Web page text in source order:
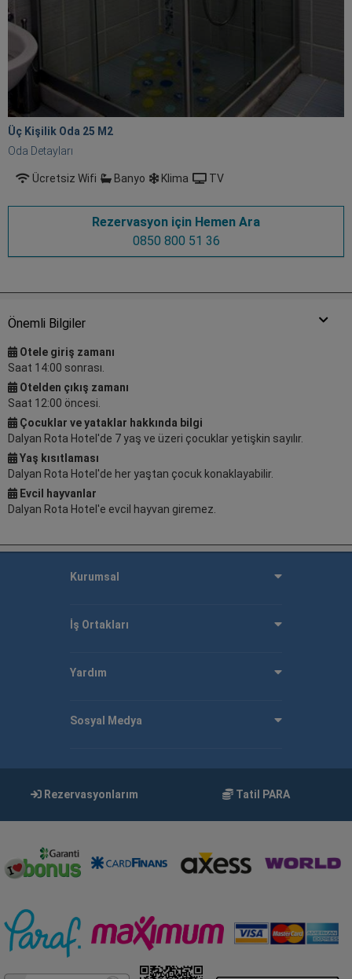
Üç Kişilik Oda 25 M2
Oda Detayları
Ücretsiz Wifi Banyo Klima TV
Rezervasyon için Hemen Ara
0850 800 51 36
Önemli Bilgiler
Otele giriş zamanı
Saat 14:00 sonrası.
Otelden çıkış zamanı
Saat 12:00 öncesi.
Çocuklar ve yataklar hakkında bilgi
Dalyan Rota Hotel'de 7 yaş ve üzeri çocuklar yetişkin sayılır.
Yaş kısıtlaması
Dalyan Rota Hotel'de her yaştan çocuk konaklayabilir.
Evcil hayvanlar
Dalyan Rota Hotel'e evcil hayvan giremez.
Kurumsal
İş Ortakları
Yardım
Sosyal Medya
Rezervasyonlarım Tatil PARA